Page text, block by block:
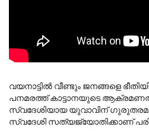
വയനാട്ടിൽ വീണ്ടും ജനങ്ങളെ
പനമരത്ത് കാട്ടാനയുടെ
സ്വദേശിയായ യുവാവിന്
സ്വദേശി സത്യജ്യോതിക്കാണ്